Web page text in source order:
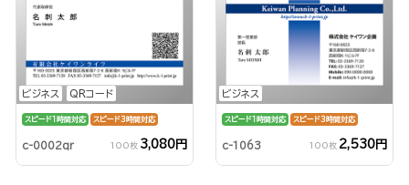
ビジネス QRコード
スピード1時間対応 スピード3時間対応
c-0002qr 100枚 3,080円
ビジネス
スピード1時間対応 スピード3時間対応
c-1063 100枚 2,530円